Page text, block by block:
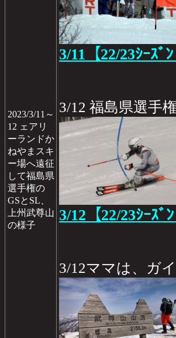
2023/3/11～
12 ェアリ
ーランドか
ねやまスキ
ー場へ遠征
して福島県
選手権の
GSとSL、
上州武尊山
の様子
3/11【22/23ｼｰｽﾞ
3/12 福島県選手
3/12【22/23ｼｰｽﾞ
3/12ママは、ガ